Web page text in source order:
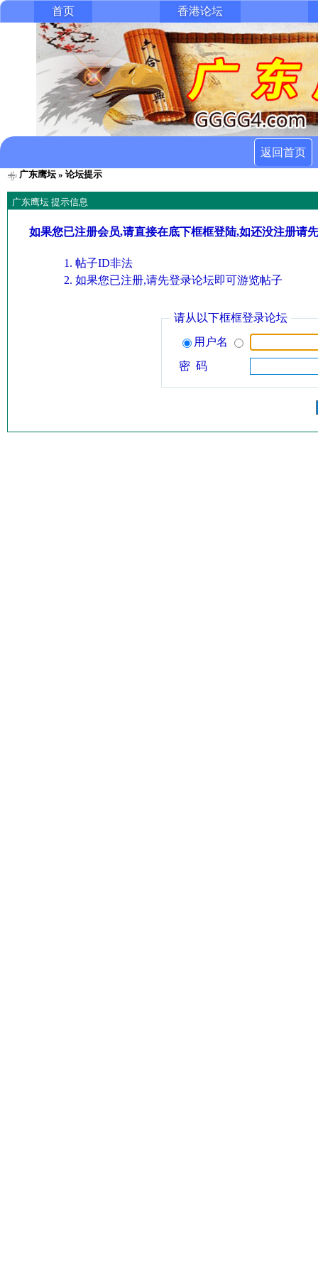
首页 香港论坛
返回首页
广东鹰坛» 论坛提示
广东鹰坛 提示信息
如果您已注册会员,请直接在底下框框登陆,如还没注册请
帖子ID非法
如果您已注册,请先登录论坛即可游览帖子
请从以下框框登录论坛
用户名
密 码